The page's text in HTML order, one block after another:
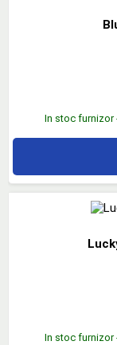
In stoc furnizor
In stoc furnizor